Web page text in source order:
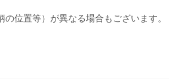
位置等）が異なる場合もございます。